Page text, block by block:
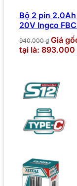
Bộ 2 pin
20V Ingco
940.000₫ Giá
tại là: 893.000